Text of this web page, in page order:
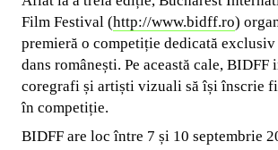
Film Festival (http://www.bidff.ro)
premieră o competiție dedicată
dans românești. Pe această cale,
coregrafi și artiști vizuali să își înscrie
în competiție.
BIDFF are loc între 7 și 10 septembrie